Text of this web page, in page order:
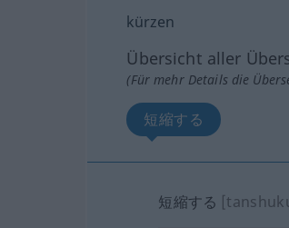
kürzen
Übersicht aller
(Für mehr Details die
短縮する
短縮する